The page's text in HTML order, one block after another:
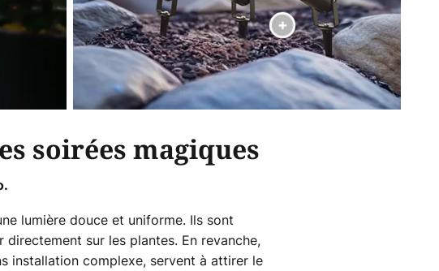
soirées magiques
lumière douce et uniforme. Ils sont
sur les plantes. En revanche,
installation complexe, servent à attirer le